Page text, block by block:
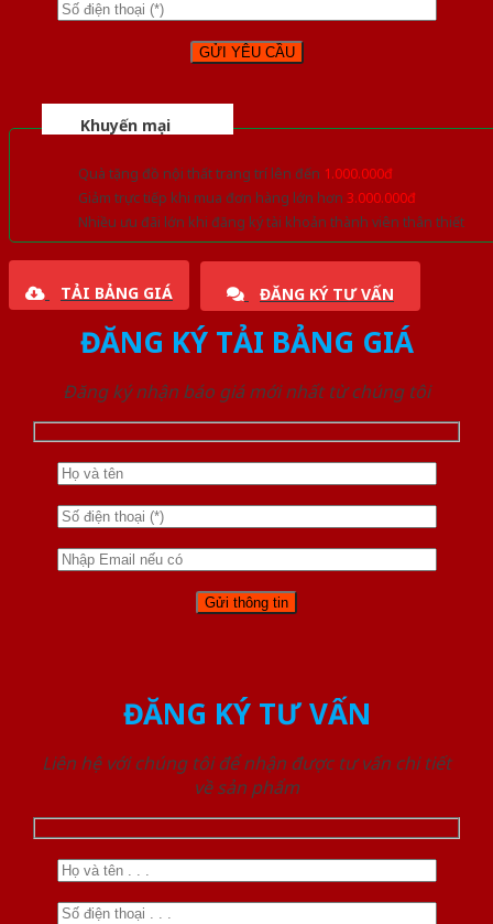
Khuyến mại
Quà tặng đồ nội thất trang trí lên đến 1.000.000đ
Giảm trực tiếp khi mua đơn hàng lớn hơn 3.000.000đ
Nhiều ưu đãi lớn khi đăng ký tài khoản thành viên thân thiết
TẢI BẢNG GIÁ ĐĂNG KÝ TƯ VẤN
ĐĂNG KÝ TẢI BẢNG GIÁ
Đăng ký nhận báo giá mới nhất từ chúng tôi
ĐĂNG KÝ TƯ VẤN
Liên hệ với chúng tôi để nhận được tư vấn chi tiết
về sản phẩm